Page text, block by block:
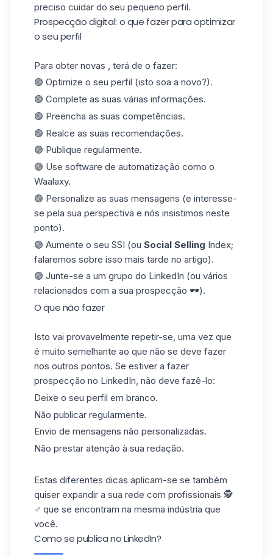
preciso cuidar do seu pequeno perfil.
Prospecção digital: o que fazer para optimizar
o seu perfil
Para obter novas , terá de o fazer:
🟢 Optimize o seu perfil (isto soa a novo?).
🟢 Complete as suas várias informações.
🟢 Preencha as suas competências.
🟢 Realce as suas recomendações.
🟢 Publique regularmente.
🟢 Use software de automatização como o
Waalaxy.
🟢 Personalize as suas mensagens (e interesse-
se pela sua perspectiva e nós insistimos neste
ponto).
🟢 Aumente o seu SSI (ou Social Selling Index;
falaremos sobre isso mais tarde no artigo).
🟢 Junte-se a um grupo do LinkedIn (ou vários
relacionados com a sua prospecção 🕶️).
O que não fazer
Isto vai provavelmente repetir-se, uma vez que
é muito semelhante ao que não se deve fazer
nos outros pontos. Se estiver a fazer
prospecção no LinkedIn, não deve fazê-lo:
Deixe o seu perfil em branco.
Não publicar regularmente.
Envio de mensagens não personalizadas.
Não prestar atenção à sua redação.
Estas diferentes dicas aplicam-se se também
quiser expandir a sua rede com profissionais 🕵️
♂️ que se encontram na mesma indústria que
você.
Como se publica no LinkedIn?